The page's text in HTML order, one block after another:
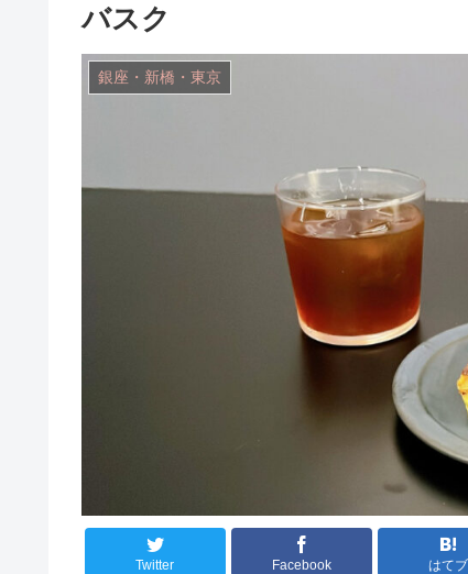
バスク
銀座・新橋・東京
Twitter Facebook はてブ